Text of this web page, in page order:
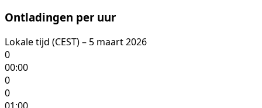
Ontladingen per uur
Lokale tijd (CEST) – 5 maart 2026
0
00:00
0
0
01:00